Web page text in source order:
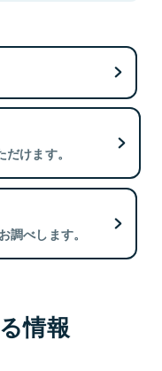
けます。
調べします。
情報